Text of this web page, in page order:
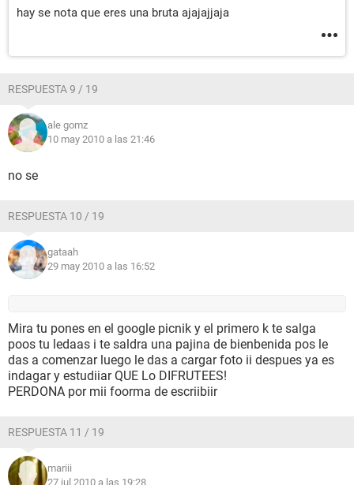
hay se nota que eres una bruta ajajajjaja
RESPUESTA 9 / 19
ale gomz
10 may 2010 a las 21:46
no se
RESPUESTA 10 / 19
gataah
29 may 2010 a las 16:52
Mira tu pones en el google picnik y el primero k te salga
poos tu ledaas i te saldra una pajina de bienbenida pos le
das a comenzar luego le das a cargar foto ii despues ya es
indagar y estudiiarQUE Lo DIFRUTEES!
PERDONA por mii foorma de escriibiir
RESPUESTA 11 / 19
mariii
27 jul 2010 a las 19:28